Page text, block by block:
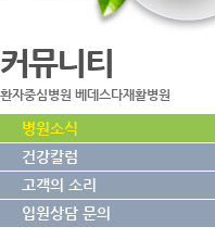
커뮤니티
환자중심병원 베데스다재활병원
병원소식
건강칼럼
고객의 소리
입원상담 문의